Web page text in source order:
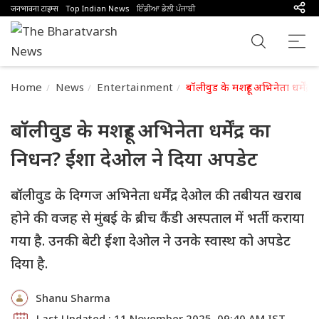
जनभावना टाइम्स Top Indian News ਇੰਡੀਆ ਡੇਲੀ ਪੰਜਾਬੀ
Home News Entertainment बॉलीवुड के मशहूर अभिनेता
बॉलीवुड के मशहूर अभिनेता धर्मेंद्र का
निधन? ईशा देओल ने दिया अपडेट
बॉलीवुड के दिग्गज अभिनेता धर्मेंद्र देओल की तबीयत खराब
होने की वजह से मुंबई के ब्रीच कैंडी अस्पताल में भर्ती कराया
गया है. उनकी बेटी ईशा देओल ने उनके स्वास्थ को अपडेट
दिया है.
Shanu Sharma